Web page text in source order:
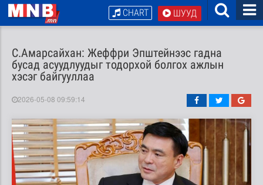
ШУУД
CHART
С.Амарсайхан: Жеффри Эпштейнээс гадна
бусад асуудлуудыг тодорхой болгох ажлын
хэсэг байгууллаа
2026-05-08 09:59:14